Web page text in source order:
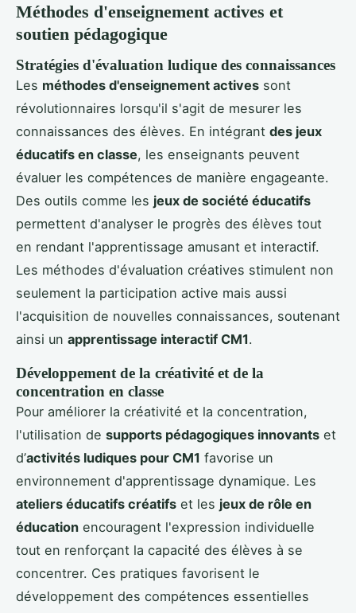
Méthodes d'enseignement actives et
soutien pédagogique
Stratégies d'évaluation ludique des connaissances
Les méthodes d'enseignement actives sont
révolutionnaires lorsqu'il s'agit de mesurer les
connaissances des élèves. En intégrant des jeux
éducatifs en classe, les enseignants peuvent
évaluer les compétences de manière engageante.
Des outils comme les jeux de société éducatifs
permettent d'analyser le progrès des élèves tout
en rendant l'apprentissage amusant et interactif.
Les méthodes d'évaluation créatives stimulent non
seulement la participation active mais aussi
l'acquisition de nouvelles connaissances, soutenant
ainsi un apprentissage interactif CM1.
Développement de la créativité et de la
concentration en classe
Pour améliorer la créativité et la concentration,
l'utilisation de supports pédagogiques innovants et
d’activités ludiques pour CM1 favorise un
environnement d'apprentissage dynamique. Les
ateliers éducatifs créatifs et les jeux de rôle en
éducation encouragent l'expression individuelle
tout en renforçant la capacité des élèves à se
concentrer. Ces pratiques favorisent le
développement des compétences essentielles